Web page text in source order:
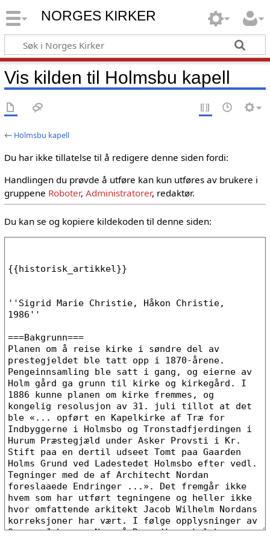
NORGES KIRKER
Vis kilden til Holmsbu kapell
← Holmsbu kapell
Du har ikke tillatelse til å redigere denne siden fordi:
Handlingen du prøvde å utføre kan kun utføres av brukere i
gruppene Roboter, Administratorer, redaktør.
Du kan se og kopiere kildekoden til denne siden: